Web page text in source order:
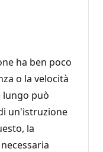
ha ben poco
o la velocità
lungo può
un'istruzione
la